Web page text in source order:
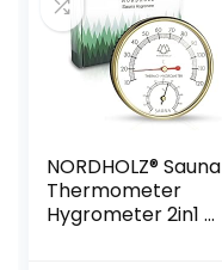
NORDHOLZ® Sauna
Thermometer
Hygrometer 2in1 –